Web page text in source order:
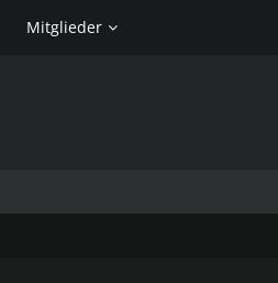
Mitglieder